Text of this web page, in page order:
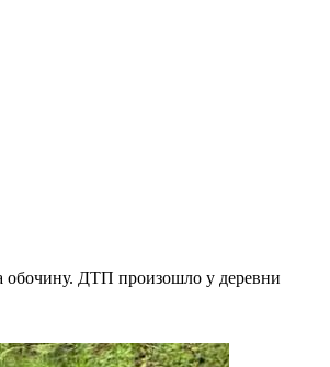
обочину. ДТП произошло у деревни